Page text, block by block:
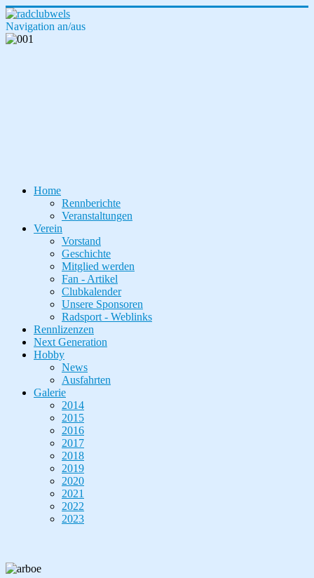
Navigation an/aus
Home
Rennberichte
Veranstaltungen
Verein
Vorstand
Geschichte
Mitglied werden
Fan - Artikel
Clubkalender
Unsere Sponsoren
Radsport - Weblinks
Rennlizenzen
Next Generation
Hobby
News
Ausfahrten
Galerie
2014
2015
2016
2017
2018
2019
2020
2021
2022
2023